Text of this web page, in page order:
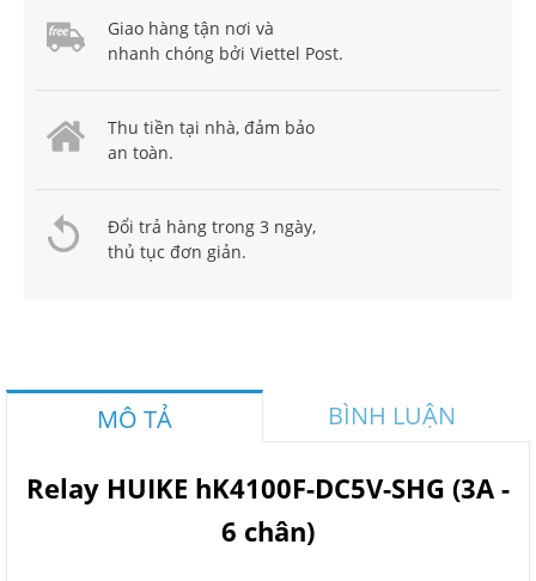
Giao hàng tận nơi và
nhanh chóng bởi Viettel Post.
Thu tiền tại nhà, đảm bảo
an toàn.
Đổi trả hàng trong 3 ngày,
thủ tục đơn giản.
MÔ TẢ BÌNH LUẬN
Relay HUIKE hK4100F-DC5V-SHG (3A -
6 chân)